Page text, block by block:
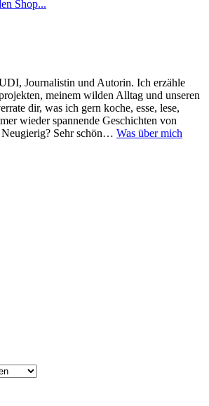
Shop...
Journalistin und Autorin. Ich erzähle
meinem wilden Alltag und unseren
dir, was ich gern koche, esse, lese,
wieder spannende Geschichten von
Sehr schön… Was über mich